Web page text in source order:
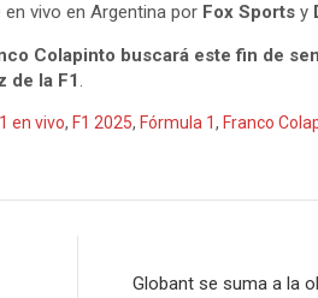
vivo en Argentina por Fox Sports y
Colapinto buscará este fin de
de la F1.
en vivo, F1 2025, Fórmula 1, Franco
Globant se suma a la